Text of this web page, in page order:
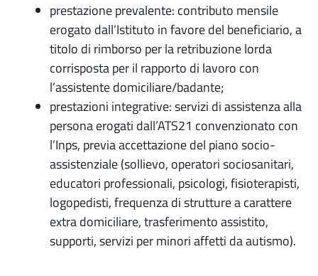
prestazione prevalente: contributo mensile
erogato dall’Istituto in favore del beneficiario, a
titolo di rimborso per la retribuzione lorda
corrisposta per il rapporto di lavoro con
l’assistente domiciliare/badante;
prestazioni integrative: servizi di assistenza alla
persona erogati dall’ATS21 convenzionato con
l’Inps, previa accettazione del piano socio-
assistenziale (sollievo, operatori sociosanitari,
educatori professionali, psicologi, fisioterapisti,
logopedisti, frequenza di strutture a carattere
extra domiciliare, trasferimento assistito,
supporti, servizi per minori affetti da autismo).